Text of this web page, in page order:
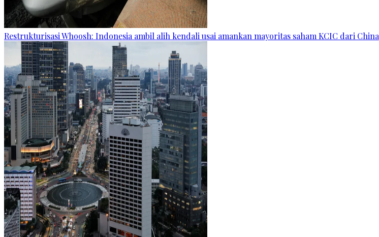
Restrukturisasi Whoosh: Indonesia ambil alih kendali usai amankan mayoritas saham KCIC dari China